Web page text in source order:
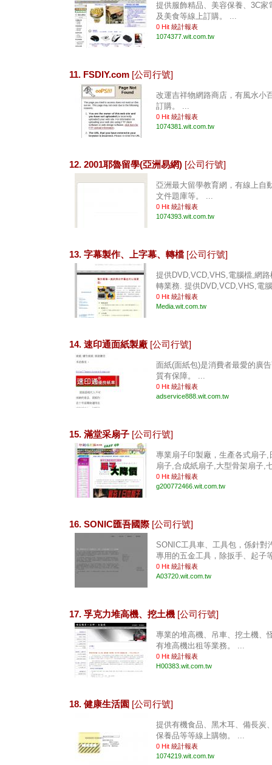
提供服飾精品、美容保養、3C家
及美食等線上訂購。 ...
0 Hit 統計報表
1074377.wit.com.tw
11. FSDIY.com [公司行號]
改運吉祥物網路商店，有風水小
訂購。 ...
0 Hit 統計報表
1074381.wit.com.tw
12. 2001耶魯留學(亞洲易網) [公司行號]
亞洲最大留學教育網，有線上自
文件題庫等。 ...
0 Hit 統計報表
1074393.wit.com.tw
13. 字幕製作、上字幕、轉檔 [公司行號]
提供DVD,VCD,VHS,電腦檔,網
轉業務. 提供DVD,VCD,VHS,電
0 Hit 統計報表
Media.wit.com.tw
14. 速印通面紙製廠 [公司行號]
面紙(面紙包)是消費者最愛的廣
質有保障。 ...
0 Hit 統計報表
adservice888.wit.com.tw
15. 滿堂采扇子 [公司行號]
專業扇子印製廠，生產各式扇子
扇子,合成紙扇子,大型骨架扇子,
0 Hit 統計報表
g200772466.wit.com.tw
16. SONIC匯吾國際 [公司行號]
SONIC工具車、工具包，係針對
專用的五金工具，除扳手、起子
0 Hit 統計報表
A03720.wit.com.tw
17. 孚克力堆高機、挖土機 [公司行號]
專業的堆高機、吊車、挖土機、
有堆高機出租等業務。 ...
0 Hit 統計報表
H00383.wit.com.tw
18. 健康生活園 [公司行號]
提供有機食品、黑木耳、備長炭
保養品等等線上購物。 ...
0 Hit 統計報表
1074219.wit.com.tw